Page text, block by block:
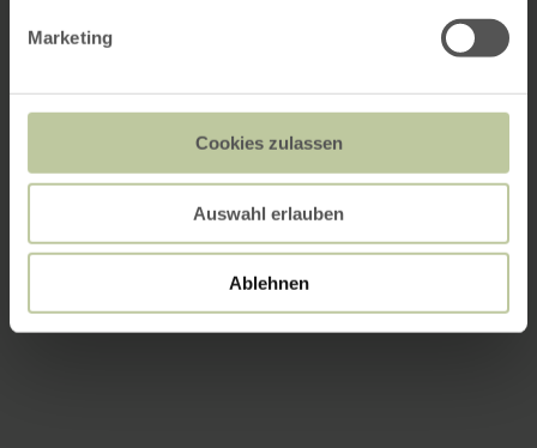
Marketing
Cookies zulassen
Auswahl erlauben
Ablehnen